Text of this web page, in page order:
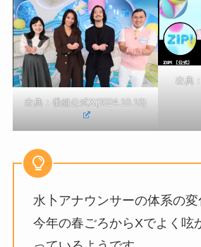
出典： 番組公式X(2024.10.18)
出典
水卜アナウンサーの体系の
今年の春ごろからXでよく呟